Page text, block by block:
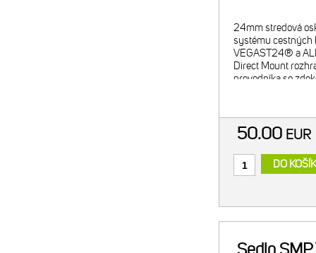
24mm stredová
systému cestných
VEGAST24® a
Direct Mount
prevodníka so
optimálnu pozíciu
50.00 EUR
DO